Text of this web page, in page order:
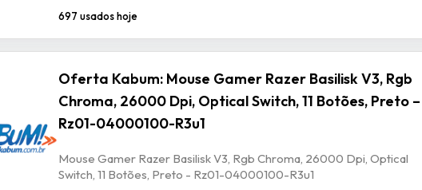
697 usados hoje
Oferta Kabum: Mouse Gamer Razer Basilisk V3, Rgb
Chroma, 26000 Dpi, Optical Switch, 11 Botões, Preto –
Rz01-04000100-R3u1
Mouse Gamer Razer Basilisk V3, Rgb Chroma, 26000 Dpi, Optical
Switch, 11 Botões, Preto - Rz01-04000100-R3u1